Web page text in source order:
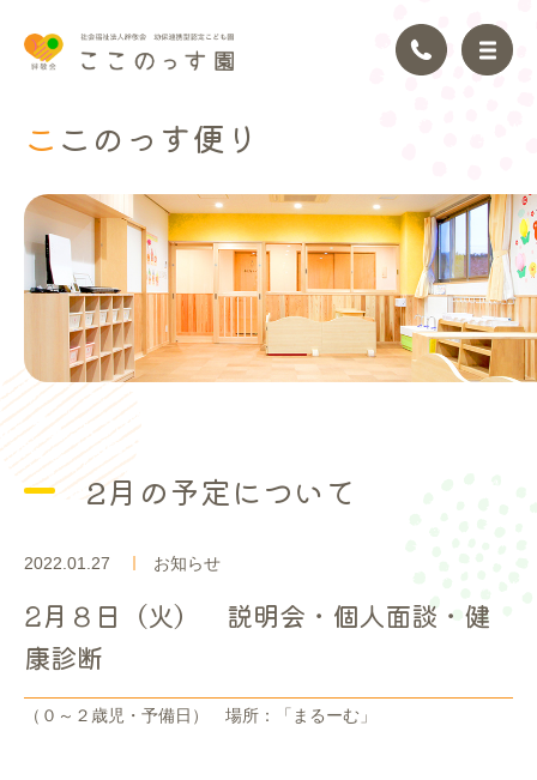
トップページ
園の理念
園の紹介
園の生活
アクセス
入園案内
よくあるご質問
採用情報
ここのっ す便り
2月の予定について
2022.01.27 お知らせ
2月８日（火） 説明会・個人面談・健
康診断
（０～２歳児・予備日） 場所：「まるーむ」